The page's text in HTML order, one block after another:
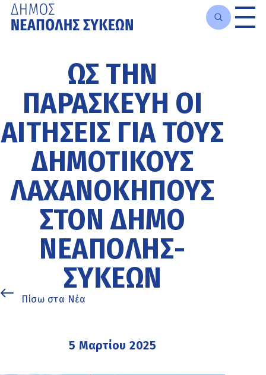
ΩΣ ΤΗΝ
ΠΑΡΑΣΚΕΥΉ ΟΙ
ΑΙΤΉΣΕΙΣ ΓΙΑ ΤΟΥΣ
ΔΗΜΟΤΙΚΟΎΣ
ΛΑΧΑΝΌΚΗΠΟΥΣ
ΣΤΟΝ ΔΉΜΟ
ΝΕΆΠΟΛΗΣ-
ΣΥΚΕΏΝ
Πίσω στα Νέα
5 Μαρτίου 2025